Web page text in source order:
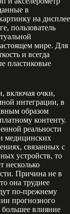
в
на дисплее
пользователь
мире. Для
и всегда
пластиковые
включая очки,
интеграции, в
образом
контенту.
реальности
медицинских
связанных с
устройств, то
несколько
Причина не в
она труднее
по-прежнему
прогнозного
большее влияние